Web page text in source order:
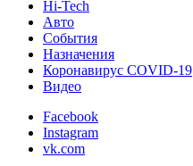
Hi-Tech
Авто
События
Назначения
Коронавирус COVID-19
Видео
Facebook
Instagram
vk.com